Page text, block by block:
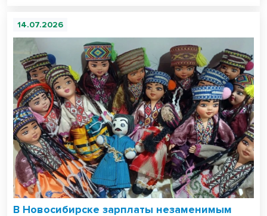
14.07.2026
В Новосибирске зарплаты незаменимым